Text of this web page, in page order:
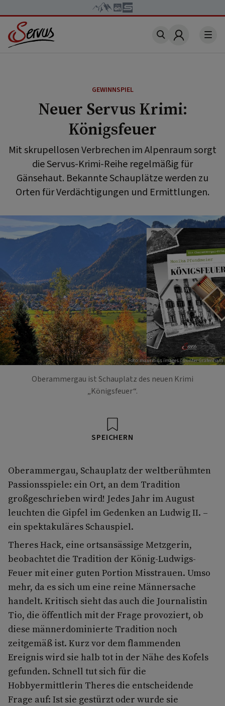
Account
GEWINNSPIEL
Neuer Servus Krimi:
Königsfeuer
Mit skrupellosen Verbrechen im Alpenraum sorgt
die Servus-Krimi-Reihe regelmäßig für
Gänsehaut. Bekannte Schauplätze werden zu
Orten für Verdächtigungen und Ermittlungen.
Foto: mauritius images / Günter Gräfenhain
Oberammergau ist Schauplatz des neuen Krimi
„Königsfeuer“.
SPEICHERN
Oberammergau, Schauplatz der weltberühmten
Passionsspiele: ein Ort, an dem Tradition
großgeschrieben wird! Jedes Jahr im August
leuchten die Gipfel im Gedenken an Ludwig II. –
ein spektakuläres Schauspiel.
Theres Hack, eine ortsansässige Metzgerin,
beobachtet die Tradition der König-Ludwigs-
Feuer mit einer guten Portion Misstrauen. Umso
mehr, da es sich um eine reine Männersache
handelt. Kritisch sieht das auch die Journalistin
Tio, die öffentlich mit der Frage provoziert, ob
diese männerdominierte Tradition noch
zeitgemäß ist. Kurz vor dem flammenden
Ereignis wird sie halb tot in der Nähe des Kofels
gefunden. Schnell tut sich für die
Hobbyermittlerin Theres die entscheidende
Frage auf: Ist sie gestürzt oder wurde sie